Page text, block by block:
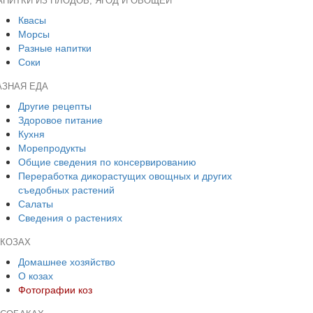
Квасы
Морсы
Разные напитки
Соки
ЕДА
Другие рецепты
Здоровое питание
Кухня
Морепродукты
Общие сведения по консервированию
Переработка дикорастущих овощных и других
съедобных растений
Салаты
Сведения о растениях
Домашнее хозяйство
О козах
Фотографии коз